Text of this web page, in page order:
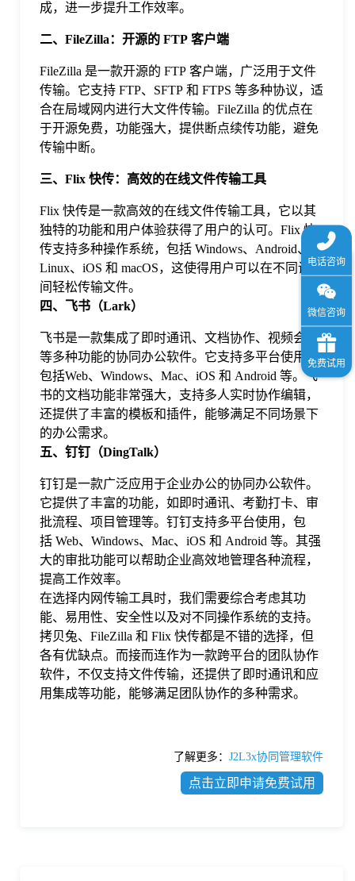
成，进一步提升工作效率。
二、FileZilla：开源的 FTP 客户端
FileZilla 是一款开源的 FTP 客户端，广泛用于文件
传输。它支持 FTP、SFTP 和 FTPS 等多种协议，适
合在局域网内进行大文件传输。FileZilla 的优点在
于开源免费，功能强大，提供断点续传功能，避免
传输中断。
三、Flix 快传：高效的在线文件传输工具
Flix 快传是一款高效的在线文件传输工具，它以其
独特的功能和用户体验获得了用户的认可。Flix 快
传支持多种操作系统，包括 Windows、Android、
Linux、iOS 和 macOS，这使得用户可以在不同设备
间轻松传输文件。
四、飞书（Lark）
飞书是一款集成了即时通讯、文档协作、视频会议
等多种功能的协同办公软件。它支持多平台使用，
包括Web、Windows、Mac、iOS 和 Android 等。飞
书的文档功能非常强大，支持多人实时协作编辑，
还提供了丰富的模板和插件，能够满足不同场景下
的办公需求。
五、钉钉（DingTalk）
钉钉是一款广泛应用于企业办公的协同办公软件。
它提供了丰富的功能，如即时通讯、考勤打卡、审
批流程、项目管理等。钉钉支持多平台使用，包
括 Web、Windows、Mac、iOS 和 Android 等。其强
大的审批功能可以帮助企业高效地管理各种流程，
提高工作效率。
在选择内网传输工具时，我们需要综合考虑其功
能、易用性、安全性以及对不同操作系统的支持。
拷贝兔、FileZilla 和 Flix 快传都是不错的选择，但
各有优缺点。而接而连作为一款跨平台的团队协作
软件，不仅支持文件传输，还提供了即时通讯和应
用集成等功能，能够满足团队协作的多种需求。
了解更多： J2L3x协同管理软件
点击立即申请免费试用